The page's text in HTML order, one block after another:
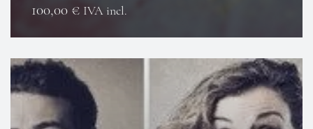
100,00 € IVA incl.